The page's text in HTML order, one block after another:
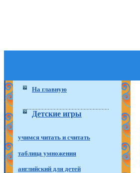
На главную
Детские игры
учимся читать и считать
таблица умножения
английский для детей